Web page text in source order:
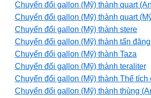
Chuyển đổi gallon (Mỹ) thành quart
Chuyển đổi gallon (Mỹ) thành quart
Chuyển đổi gallon (Mỹ) thành stere
Chuyển đổi gallon (Mỹ) thành tấn
Chuyển đổi gallon (Mỹ) thành Taza
Chuyển đổi gallon (Mỹ) thành teraliter
Chuyển đổi gallon (Mỹ) thành Thể tích
Chuyển đổi gallon (Mỹ) thành thùng